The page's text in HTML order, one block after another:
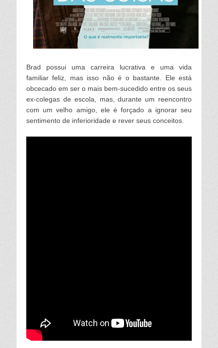
Brad possui uma carreira lucrativa e uma vida
familiar feliz, mas isso não é o bastante. Ele está
obcecado em ser o mais bem-sucedido entre os seus
ex-colegas de escola, mas, durante um reencontro
com um velho amigo, ele é forçado a ignorar seu
sentimento de inferioridade e rever seus conceitos.